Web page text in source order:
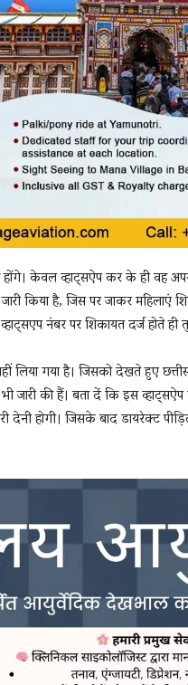
केवल व्हाट्सऐप कर के ही वह
क‍िया है, जिस पर जाकर महिलाएं
नंबर पर शिकायत दर्ज होते ही
गया है। जिसको देखते हुए
जारी की हैं। बता दें कि इस
देनी होगी। जिसके बाद डायरेक्ट